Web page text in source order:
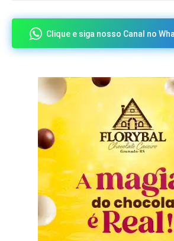
Clique e siga nosso Canal no